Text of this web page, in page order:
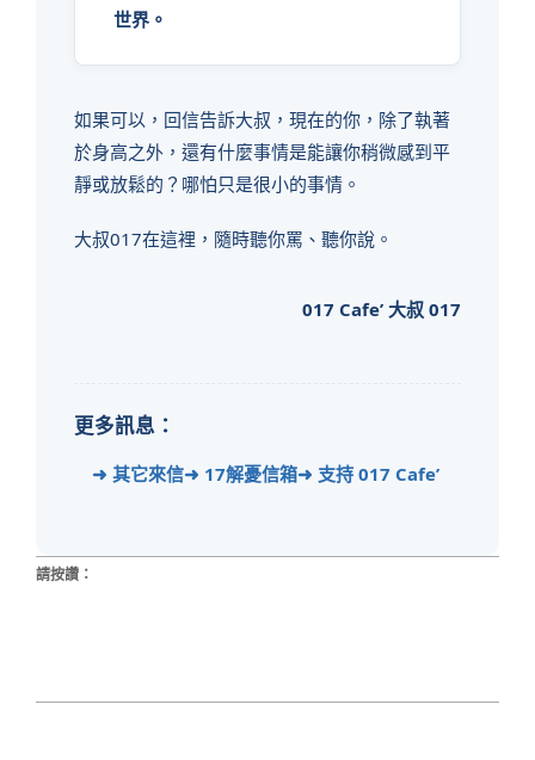
世界。
如果可以，回信告訴大叔，現在的你，除了執著
於身高之外，還有什麼事情是能讓你稍微感到平
靜或放鬆的？哪怕只是很小的事情。
大叔017在這裡，隨時聽你罵、聽你說。
017 Cafe’ 大叔 017
更多訊息：
➜ 其它來信➜ 17解憂信箱➜ 支持 017 Cafe’
請按讚：